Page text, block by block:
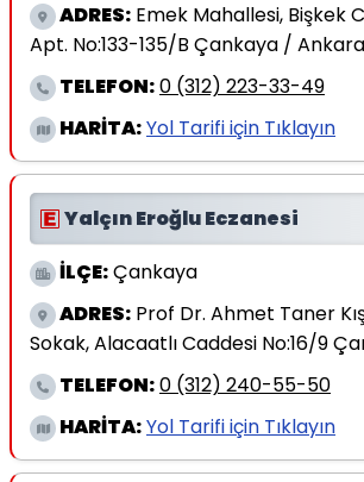
ADRES: Emek Mahallesi, Bişkek
Apt. No:133-135/B Çankaya / Ankara
TELEFON:0 (312) 223-33-49
HARİTA:Yol Tarifi için Tıklayın
Yalçın Eroğlu Eczanesi
İLÇE:Çankaya
ADRES: Prof Dr. Ahmet Taner
Sokak, Alacaatlı Caddesi No:16/9
TELEFON:0 (312) 240-55-50
HARİTA:Yol Tarifi için Tıklayın